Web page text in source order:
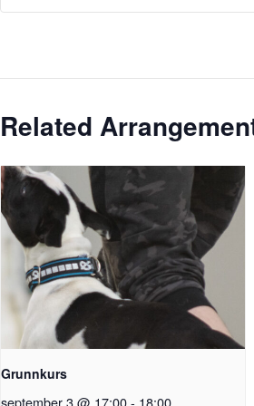
Related
Grunnkurs
september 3 @ 17:00- 18:00